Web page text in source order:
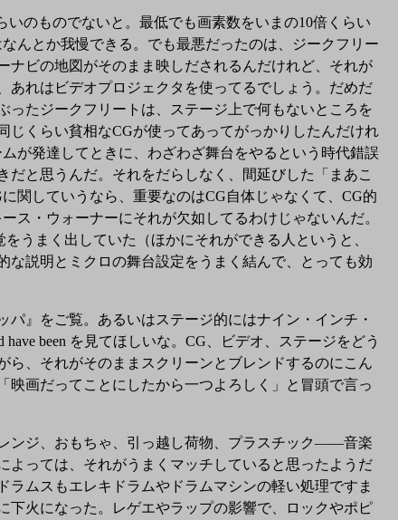
のものでないと。最低でも画素数をいまの10倍くらい
んとか我慢できる。でも最悪だったのは、ジークフリー
ナビの地図がそのまま映しだされるんだけれど、それが
あれはビデオプロジェクタを使ってるでしょう。だめだ
たジークフリートは、ステージ上で何もないところを
くらい貧相なCGが使ってあってがっかりしたんだけれ
が発達してときに、わざわざ舞台をやるという時代錯誤
と思うんだ。それをだらしなく、間延びした「まあこ
関していうなら、重要なのはCG自体じゃなくて、CG的
ス・ウォーナーにそれが欠如してるわけじゃないんだ。
うまく出していた（ほかにそれができる人というと、
説明とミクロの舞台設定をうまく結んで、とっても効
』をご覧。あるいはステージ的にはナイン・インチ・
been を見てほしいな。CG、ビデオ、ステージをどう
、それがそのままスクリーンとブレンドするのにこん
画だってことにしたから一つよろしく」と冒頭で言っ
ンジ、おもちゃ、引っ越し荷物、プラスチック――音楽
よっては、それがうまくマッチしていると思ったようだ
ムスもエレキドラムやドラムマシンの軽い処理ですま
下火になった。レゲエやラップの影響で、ロックやポピ